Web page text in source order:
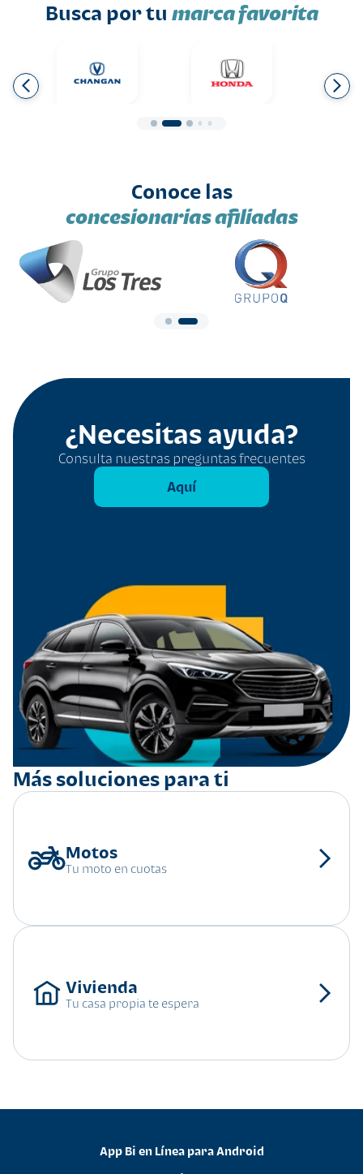
Busca por tu marca favorita
Conoce las
concesionarias afiliadas
¿Necesitas ayuda?
Consulta nuestras preguntas frecuentes
Aquí
Más soluciones para ti
Tu moto en cuotas
Tu casa propia te espera
App Bi en Línea para Android